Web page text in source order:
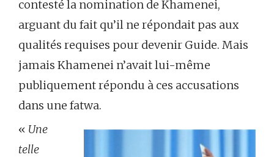
contesté la nomination de Khamenei,
arguant du fait qu’il ne répondait pas aux
qualités requises pour devenir Guide. Mais
jamais Khamenei n’avait lui-même
publiquement répondu à ces accusations
dans une fatwa.
« Une
telle